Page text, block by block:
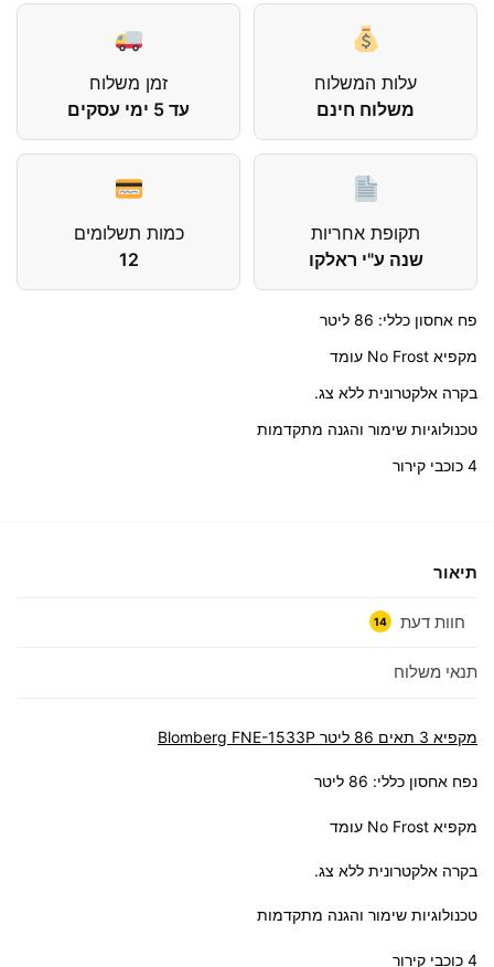
עלות המשלוח
משלוח חינם
זמן משלוח
עד 5 ימי עסקים
תקופת אחריות
שנה ע"י ראלקו
כמות תשלומים
12
פח אחסון כללי: 86 ליטר
מקפיא No Frost עומד
בקרה אלקטרונית ללא צג.
טכנולוגיות שימור והגנה מתקדמות
4 כוכבי קירור
תיאור
חוות דעת 14
תנאי משלוח
מקפיא 3 תאים 86 ליטר Blomberg FNE-1533P
נפח אחסון כללי: 86 ליטר
מקפיא No Frost עומד
בקרה אלקטרונית ללא צג.
טכנולוגיות שימור והגנה מתקדמות
4 כוכבי קירור